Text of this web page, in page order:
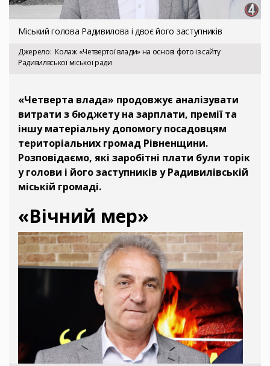
Міський голова Радивилова і двоє його заступників
Джерело Колаж «Четвертої влади» на основі фото із сайту
Радивилвської міської ради
«Четверта влада» продовжує аналізувати
витрати з бюджету на зарплати, премії та
іншу матеріальну допомогу посадовцям
територіальних громад Рівненщини.
Розповідаємо, які заробітні плати були торік
у голови і його заступників у Радивилівській
міській громаді.
«Вічний мер»